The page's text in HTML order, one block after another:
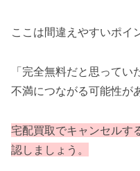
ここは間違えやすいポイ
「完全無料だと思って
不満につながる可能性が
宅配買取でキャンセルす
認しましょう。